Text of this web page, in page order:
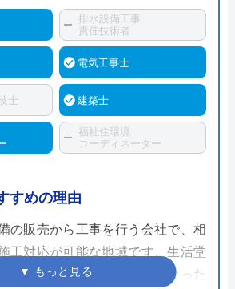
排水設備工事
責任技術者
電気工事士
士 建築士
福祉住環境
コーディネーター
すめの理由
の販売から工事を行う会社で、相
工対応が可能な地域です。生活堂
費がすべてコミコミ価格になった